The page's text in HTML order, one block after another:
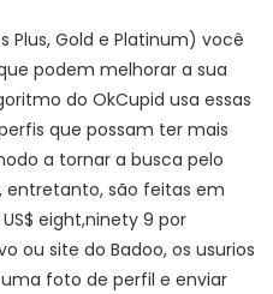
Plus, Gold e Platinum) você
podem melhorar a sua
do OkCupid usa essas
que possam ter mais
a tornar a busca pelo
entretanto, são feitas em
eight,ninety 9 por
ou site do Badoo, os usurios
foto de perfil e enviar